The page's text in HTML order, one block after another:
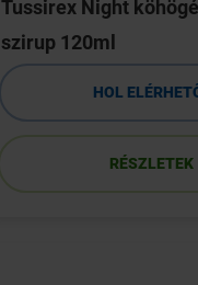
Tussirex Night
szirup 120ml
HOL
RÉSZLETEK